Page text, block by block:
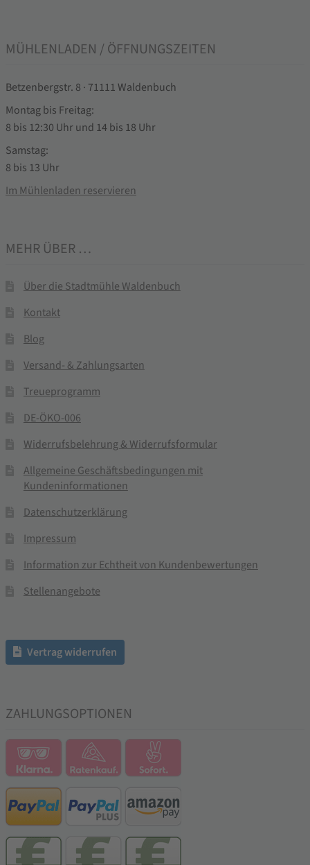
MÜHLENLADEN / ÖFFNUNGSZEITEN
Betzenbergstr. 8 · 71111 Waldenbuch
Montag bis Freitag:
8 bis 12:30 Uhr und 14 bis 18 Uhr
Samstag:
8 bis 13 Uhr
Im Mühlenladen reservieren
MEHR ÜBER …
Über die Stadtmühle Waldenbuch
Kontakt
Blog
Versand- & Zahlungsarten
Treueprogramm
DE-ÖKO-006
Widerrufsbelehrung & Widerrufsformular
Allgemeine Geschäftsbedingungen mit
Kundeninformationen
Datenschutzerklärung
Impressum
Information zur Echtheit von Kundenbewertungen
Stellenangebote
Vertrag widerrufen
ZAHLUNGSOPTIONEN